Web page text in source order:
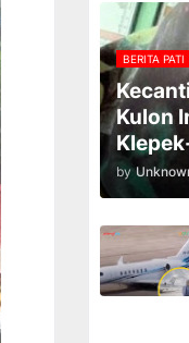
BERITA PATI
Kulon
by